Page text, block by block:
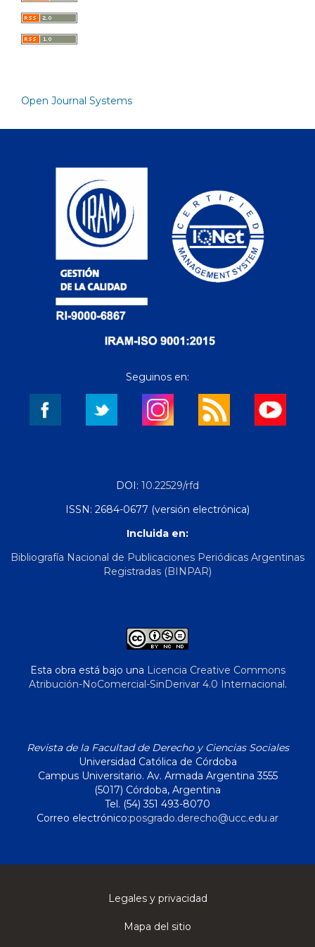
Open Journal Systems
Seguinos en:
DOI: 10.22529/rfd
ISSN: 2684-0677 (versión electrónica)
Incluida en:
Bibliografía Nacional de Publicaciones Periódicas Argentinas
Registradas (BINPAR)
Esta obra está bajo una Licencia Creative Commons
Atribución-NoComercial-SinDerivar 4.0 Internacional.
Revista de la Facultad de Derecho y Ciencias Sociales
Universidad Católica de Córdoba
Campus Universitario. Av. Armada Argentina 3555
(5017) Córdoba, Argentina
Tel. (54) 351 493-8070
Correo electrónico:posgrado.derecho@ucc.edu.ar
Legales y privacidad
Mapa del sitio